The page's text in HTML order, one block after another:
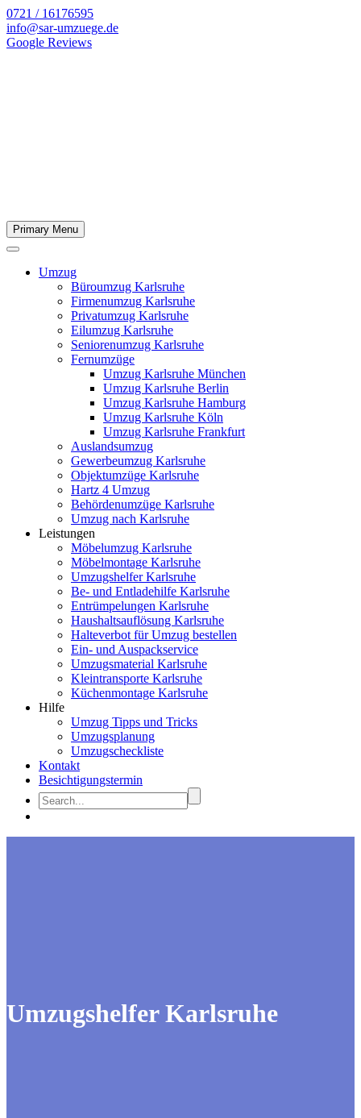
0721 / 16176595
info@sar-umzuege.de
Google Reviews
Primary Menu
Umzug
Büroumzug Karlsruhe
Firmenumzug Karlsruhe
Privatumzug Karlsruhe
Eilumzug Karlsruhe
Seniorenumzug Karlsruhe
Fernumzüge
Umzug Karlsruhe München
Umzug Karlsruhe Berlin
Umzug Karlsruhe Hamburg
Umzug Karlsruhe Köln
Umzug Karlsruhe Frankfurt
Auslandsumzug
Gewerbeumzug Karlsruhe
Objektumzüge Karlsruhe
Hartz 4 Umzug
Behördenumzüge Karlsruhe
Umzug nach Karlsruhe
Leistungen
Möbelumzug Karlsruhe
Möbelmontage Karlsruhe
Umzugshelfer Karlsruhe
Be- und Entladehilfe Karlsruhe
Entrümpelungen Karlsruhe
Haushaltsauflösung Karlsruhe
Halteverbot für Umzug bestellen
Ein- und Auspackservice
Umzugsmaterial Karlsruhe
Kleintransporte Karlsruhe
Küchenmontage Karlsruhe
Hilfe
Umzug Tipps und Tricks
Umzugsplanung
Umzugscheckliste
Kontakt
Besichtigungstermin
Umzugshelfer Karlsruhe